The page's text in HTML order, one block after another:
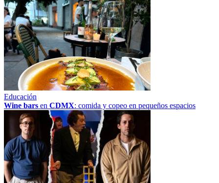
Educación
Wine bars en CDMX: comida y copeo en pequeños espacios